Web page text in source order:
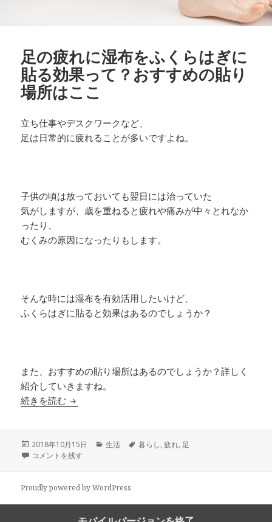
足の疲れに湿布をふくらはぎに
貼る効果って？おすすめの貼り
場所はここ
立ち仕事やデスクワークなど、
足は日常的に疲れることが多いですよね。
子供の頃は放っておいても翌日には治っていた
気がしますが、歳を重ねると疲れや痛みが中々とれなか
ったり、
むくみの原因になったりもします。
そんな時には湿布を有効活用したいけど、
ふくらはぎに貼ると効果はあるのでしょうか？
また、おすすめの貼り場所はあるのでしょうか？詳しく
紹介していきますね。
続きを読む 足の疲れに湿布をふくらはぎに貼る効果って？
投
稿
2018年10月15日
カ
ー
生活
タ
暮らし,疲れ, 足
足の疲れに湿布をふくらはぎに貼る効果って？おすすめの貼り場所はこ
コメントを残す
Proudly powered by WordPress